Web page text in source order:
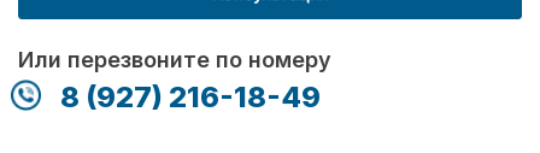
Или перезвоните по номеру
8 (927) 216-18-49